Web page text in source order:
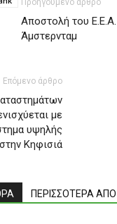
Aποστολή του
Άμστερνταμ
Επόμενο άρθρο
με
υψηλής
Κηφισιά
ΠΕΡΙΣΣΟΤΕΡΑ